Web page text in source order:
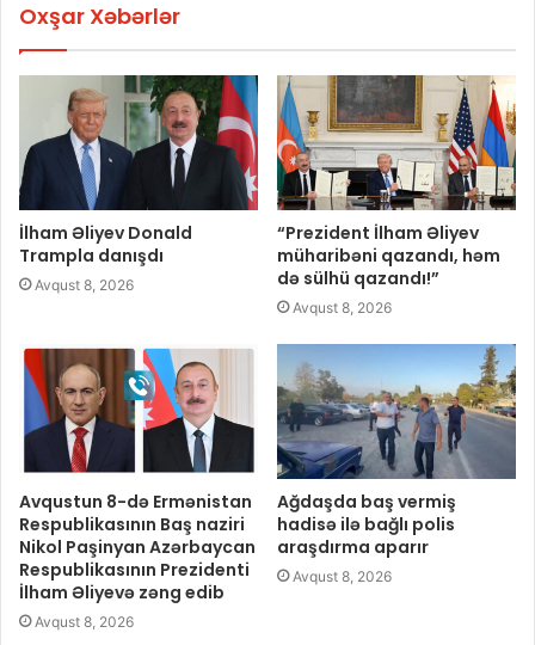
Oxşar Xəbərlər
İlham Əliyev Donald
Trampla danışdı
Avqust 8, 2026
“Prezident İlham Əliyev
müharibəni qazandı, həm
də sülhü qazandı!”
Avqust 8, 2026
Avqustun 8-də Ermənistan
Respublikasının Baş naziri
Nikol Paşinyan Azərbaycan
Respublikasının Prezidenti
İlham Əliyevə zəng edib
Avqust 8, 2026
Ağdaşda baş vermiş
hadisə ilə bağlı polis
araşdırma aparır
Avqust 8, 2026